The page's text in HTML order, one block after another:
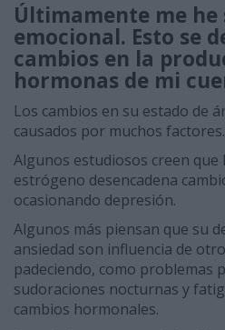
Últimamente me
emocional. Esto se
cambios en la
hormonas de mi
Los cambios en su estado de
causados por muchos factores.
Algunos estudiosos creen que
estrógeno desencadena
ocasionando depresión.
Algunos más piensan que su
ansiedad son influencia de
padeciendo, como problemas
sudoraciones nocturnas y
cambios hormonales.